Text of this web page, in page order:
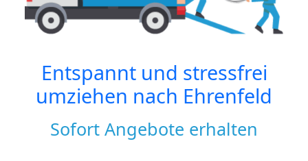
Entspannt und stressfrei
umziehen nach Ehrenfeld
Sofort Angebote erhalten